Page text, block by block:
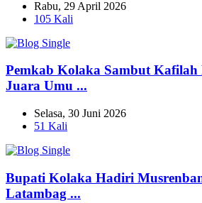
Rabu, 29 April 2026
105 Kali
Pemkab Kolaka Sambut
Juara Umu ...
Selasa, 30 Juni 2026
51 Kali
Bupati Kolaka Hadiri
Latambag ...